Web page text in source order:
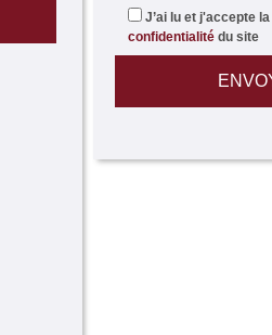
J’ai lu et j'accepte la
confidentialité du site